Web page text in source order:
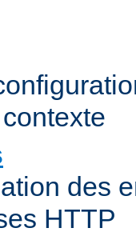
des
HTTP